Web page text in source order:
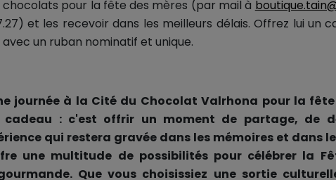
pour la fête des mères (par mail à
et les recevoir dans les meilleurs délais. Offrez lui un
un ruban nominatif et unique.
journée à la Cité du Chocolat Valrhona pour la
: c'est offrir un moment de partage, de
qui restera gravée dans les mémoires et dans
une multitude de possibilités pour célébrer la
Que vous choisissiez une sortie